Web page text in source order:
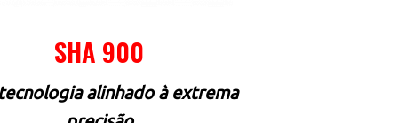
SHA 900
alinhado à extrema